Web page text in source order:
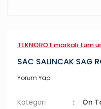
TEKNOROT markalı tüm
SAC SALINCAK SAG
Yorum Yap
Kategori
Ön